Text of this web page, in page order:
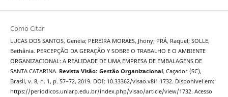
Como Citar
LUCAS DOS SANTOS, Geneia; PEREIRA MORAES, Jhony; PRÁ, Raquel; SOLLE,
Bethânia. PERCEPÇÃO DA GERAÇÃO Y SOBRE O TRABALHO E O AMBIENTE
ORGANIZACIONAL: A REALIDADE DE UMA EMPRESA DE EMBALAGENS DE
SANTA CATARINA. Revista Visão: Gestão Organizacional, Caçador (SC),
Brasil, v. 8, n. 1, p. 57–72, 2019. DOI: 10.33362/visao.v8i1.1732. Disponível em:
https://periodicos.uniarp.edu.br/index.php/visao/article/view/1732. Acesso